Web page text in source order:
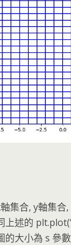
集合, y軸集合,
上述的
的大小為 s 參